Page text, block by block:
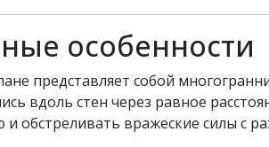
особенности
представляет собой
вдоль стен через равное
обстреливать вражеские силы с